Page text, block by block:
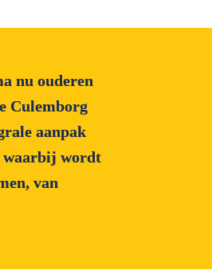
nu ouderen
Culemborg
aanpak
waarbij wordt
van